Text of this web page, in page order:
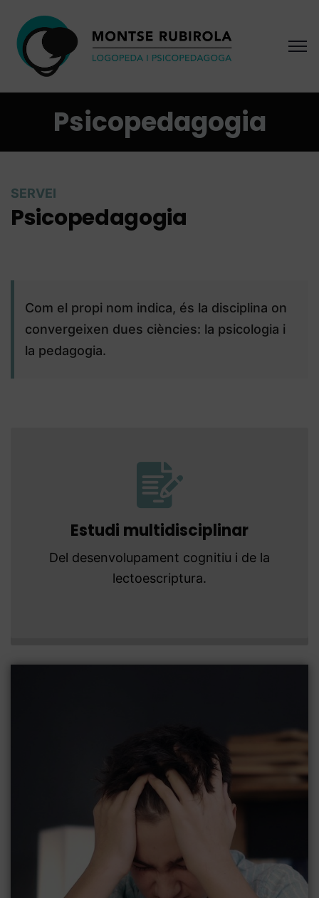
Psicopedagogia
SERVEI
Psicopedagogia
Com el propi nom indica, és la disciplina on
convergeixen dues ciències: la psicologia i
la pedagogia.
Estudi multidisciplinar
Del desenvolupament cognitiu i de la
lectoescriptura.